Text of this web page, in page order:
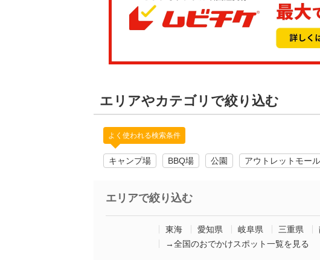
エリアやカテゴリで絞り込む
よく使われる検索条件
キャンプ場 BBQ場 公園 アウトレットモール
エリアで絞り込む
東海 愛知県 岐阜県 三重県
→全国のおでかけスポット一覧を見る